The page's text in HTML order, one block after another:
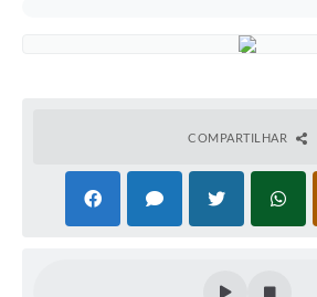
COMPARTILHAR